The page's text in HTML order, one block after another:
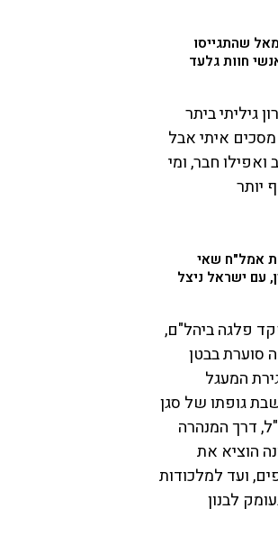
שהתגייסו
חוות גלעד
גיליתי ביתר
איתי אבל
חבר, ומי
יותר
אמל"ח שאי
עם ישראל ניצל
פלגה ביהל"ם,
סוערת בבטן
המעגל
גופתו של סגן
דרך המנהרה
הוציא את
ועד למלכודות
לבנון